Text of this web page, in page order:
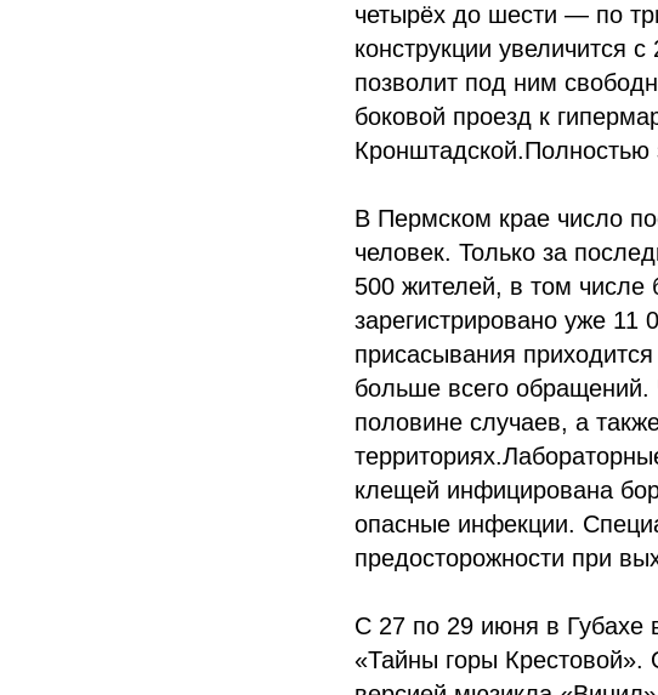
четырёх до шести — по
конструкции увеличится
позволит под ним
боковой проезд к
Кронштадской.Полностью
В Пермском крае число
человек. Только за
500 жителей, в том числе
зарегистрировано уже 11
присасывания
больше всего
половине случаев, а
клещей инфицирована
опасные инфекции.
предосторожности при
С 27 по 29 июня в Губахе
«Тайны горы Крестовой».